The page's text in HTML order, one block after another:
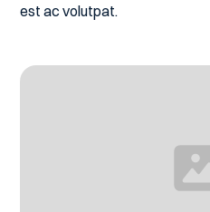
est ac volutpat.